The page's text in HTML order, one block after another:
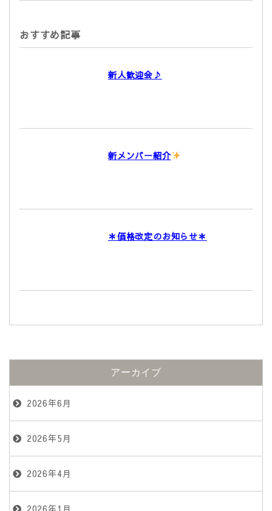
おすすめ記事
新人歓迎会♪
新メンバー紹介
＊価格改定のお知らせ＊
アーカイブ
2026年6月
2026年5月
2026年4月
2026年1月